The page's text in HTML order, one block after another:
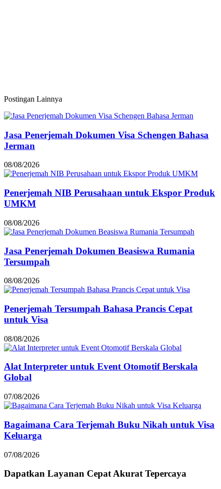
Postingan Lainnya
Jasa Penerjemah Dokumen Visa Schengen Bahasa
Jerman
08/08/2026
Penerjemah NIB Perusahaan untuk Ekspor Produk
UMKM
08/08/2026
Jasa Penerjemah Dokumen Beasiswa Rumania
Tersumpah
08/08/2026
Penerjemah Tersumpah Bahasa Prancis Cepat
untuk Visa
08/08/2026
Alat Interpreter untuk Event Otomotif Berskala
Global
07/08/2026
Bagaimana Cara Terjemah Buku Nikah untuk Visa
Keluarga
07/08/2026
Dapatkan Layanan CepatAkuratTepercaya